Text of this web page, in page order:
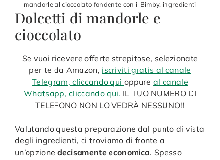
mandorle al cioccolato fondente con il Bimby, ingredienti
Dolcetti di mandorle e
cioccolato
Se vuoi ricevere offerte strepitose, selezionate
per te da Amazon, iscriviti gratis al canale
Telegram, cliccando qui oppureal canale
Whatsapp, cliccando qui. IL TUO NUMERO DI
TELEFONO NON LO VEDRÀ NESSUNO!!
Valutando questa preparazione dal punto di vista
degli ingredienti, ci troviamo di fronte a
un’opzione decisamente economica. Spesso